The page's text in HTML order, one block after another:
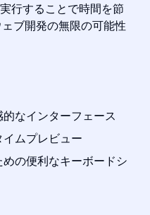
行することで時間を節
ブ開発の無限の可能性
なインターフェース
ムプレビュー
の便利なキーボードシ